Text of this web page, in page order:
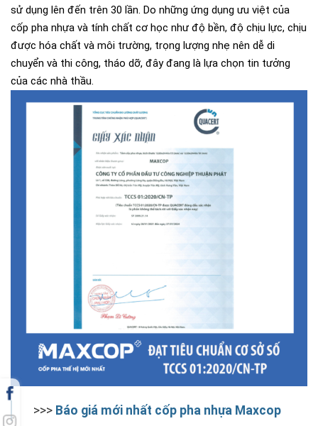
sử dụng lên đến trên 30 lần. Do những ứng dụng ưu việt của
cốp pha nhựa và tính chất cơ học như độ bền, độ chịu lực, chịu
được hóa chất và môi trường, trọng lượng nhẹ nên dễ di
chuyển và thi công, tháo dỡ, đây đang là lựa chọn tin tưởng
của các nhà thầu.
>>> Báo giá mới nhất cốp pha nhựa Maxcop